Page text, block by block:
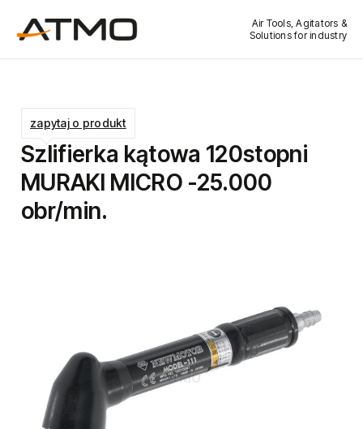
Air Tools, Agitators &
Solutions for industry
Szlifierka kątowa 120stopni
MURAKI MICRO -25.000
obr/min.
zapytaj o produkt